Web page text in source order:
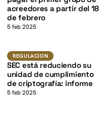
acreedores a partir del 18
de febrero
5 feb 2025
Regulacion
K
REGULACION
SEC está reduciendo su
unidad de cumplimiento
de criptografía: informe
5 feb 2025